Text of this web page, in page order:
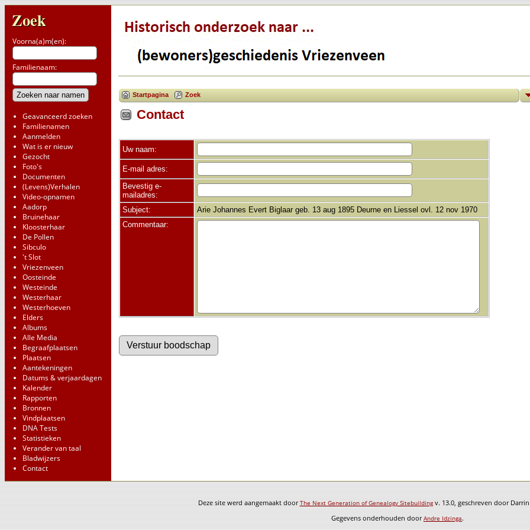
Zoek
Voorna(a)m(en):
Familienaam:
Geavanceerd zoeken
Familienamen
Aanmelden
Wat is er nieuw
Gezocht
Foto's
Documenten
(Levens)Verhalen
Video-opnamen
Aadorp
Bruinehaar
Kloosterhaar
De Pollen
Sibculo
't Slot
Vriezenveen
Oosteinde
Westeinde
Westerhaar
Westerhoeven
Elders
Albums
Alle Media
Begraafplaatsen
Plaatsen
Aantekeningen
Datums & verjaardagen
Kalender
Rapporten
Bronnen
Vindplaatsen
DNA Tests
Statistieken
Verander van taal
Bladwijzers
Contact
Startpagina Zoek
Contact
Uw naam:
E-mail adres:
Bevestig e-
mailadres:
Subject:
Arie Johannes Evert Biglaar geb. 13 aug 1895 Deurne en Liessel ovl. 12 nov 1970
Commentaar:
Deze site werd aangemaakt doorThe Next Generation of Genealogy Sitebuildingv. 13.0, geschreven door
Gegevens onderhouden doorAndre Idzinga.